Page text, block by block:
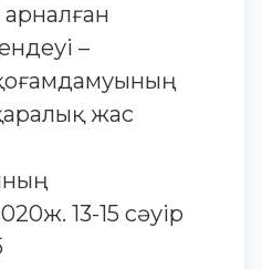
–
жас
13-15 сәуір